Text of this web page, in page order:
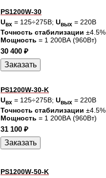
PS1200W-30
Uвх = 125÷275В; Uвых = 220В
Точность стабилизации ±4.5%
Мощность = 1 200ВА (960Вт)
30 400 ₽
PS1200W-30-K
Uвх = 125÷275В; Uвых = 220В
Точность стабилизации ±4.5%
Мощность = 1 200ВА (960Вт)
31 100 ₽
PS1200W-50-K